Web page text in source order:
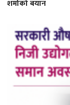
शर्माको बयान